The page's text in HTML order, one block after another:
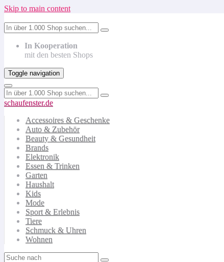
Skip to main content
In Kooperation
mit den besten Shops
Toggle navigation
schaufenster.de
Accessoires & Geschenke
Auto & Zubehör
Beauty & Gesundheit
Brands
Elektronik
Essen & Trinken
Garten
Haushalt
Kids
Mode
Sport & Erlebnis
Tiere
Schmuck & Uhren
Wohnen